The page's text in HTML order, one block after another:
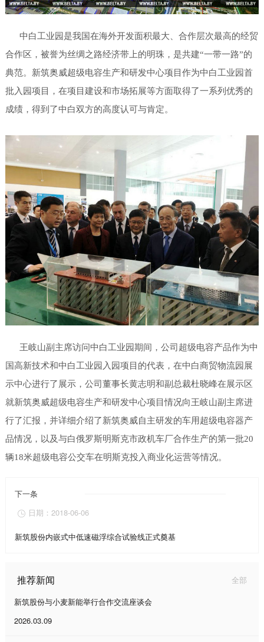
中白工业园是我国在海外开发面积最大、合作层次最高的经贸
合作区，被誉为丝绸之路经济带上的明珠，是共建“一带一路”的
典范。新筑奥威超级电容生产和研发中心项目作为中白工业园首
批入园项目，在项目建设和市场拓展等方面取得了一系列优秀的
成绩，得到了中白双方的高度认可与肯定。
王岐山副主席访问中白工业园期间，公司超级电容产品作为中
国高新技术和中白工业园入园项目的代表，在中白商贸物流园展
示中心进行了展示，公司董事长黄志明和副总裁杜晓峰在展示区
就新筑奥威超级电容生产和研发中心项目情况向王岐山副主席进
行了汇报，并详细介绍了新筑奥威自主研发的车用超级电容器产
品情况，以及与白俄罗斯明斯克市政机车厂合作生产的第一批20
辆18米超级电容公交车在明斯克投入商业化运营等情况。
下一条
 日期：2018-06-06
新筑股份内嵌式中低速磁浮综合试验线正式奠基
推荐新闻
全部
新筑股份与小麦新能举行合作交流座谈会
2026.03.09